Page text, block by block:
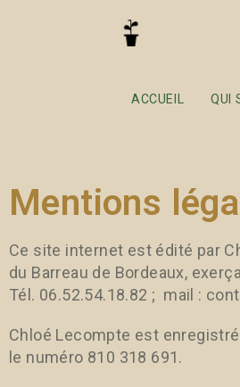
ACCUEIL QUI
Mentions
Ce site internet est édité par
du Barreau de Bordeaux,
Tél. 06.52.54.18.82 ; mail :
Chloé Lecompte est
le numéro 810 318 691.